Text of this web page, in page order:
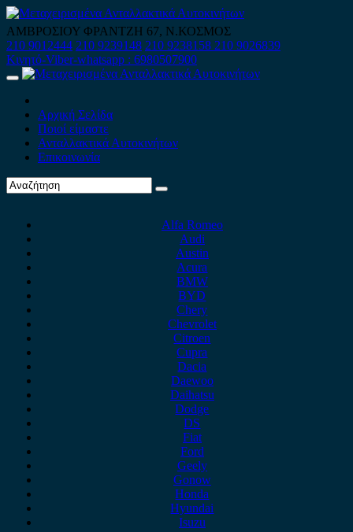
Skip
to
content
ΑΜΒΡΟΣΙΟΥ ΦΡΑΝΤΖΗ 67, Ν.ΚΟΣΜΟΣ
210 9012444 210 9239148 210 9238158 210 9026839
Κινητό-Viber-whatsapp : 6980507900
Primary
Αρχική Σελίδα
Ποιοί είμαστε
Ανταλλακτικά Αυτοκινήτων
Επικοινωνία
Alfa Romeo
Audi
Austin
Acura
BMW
BYD
Chery
Chevrolet
Citroen
Cupra
Dacia
Daewoo
Daihatsu
Dodge
DS
Fiat
Ford
Geely
Gonow
Honda
Hyundai
Isuzu